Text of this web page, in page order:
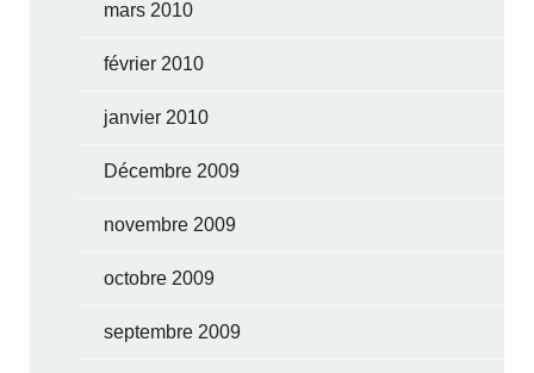
mars 2010
février 2010
janvier 2010
Décembre 2009
novembre 2009
octobre 2009
septembre 2009